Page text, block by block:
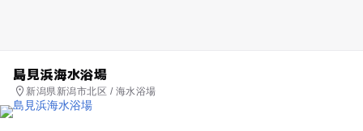
島見浜海水浴場
新潟県新潟市北区 / 海水浴場